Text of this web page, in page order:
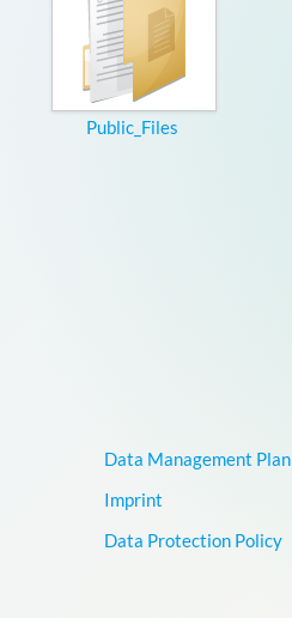
Public_Files
Data Management Plan
Imprint
Data Protection Policy